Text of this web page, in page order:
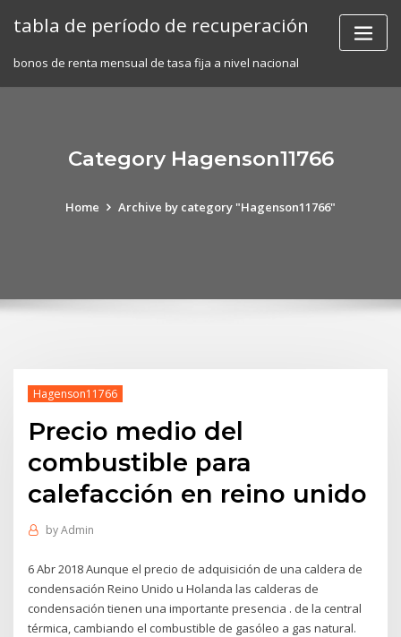
tabla de período de recuperación
bonos de renta mensual de tasa fija a nivel nacional
Category Hagenson11766
Home Archive by category "Hagenson11766"
Hagenson11766
Precio medio del
combustible para
calefacción en reino unido
byAdmin
6 Abr 2018 Aunque el precio de adquisición de una caldera de
condensación Reino Unido u Holanda las calderas de
condensación tienen una importante presencia . de la central
térmica, cambiando el combustible de gasóleo a gas natural.